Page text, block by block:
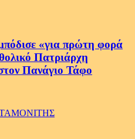
«για πρώτη φορά
Πατριάρχη
Πανάγιο Τάφο